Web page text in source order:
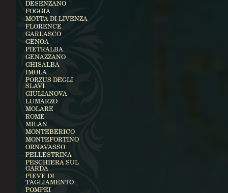
DESENZANO
FOGGIA
MOTTA DI LIVENZA
FLORENCE
GARLASCO
GENOA
PIETRALBA
GENAZZANO
GHISALBA
IMOLA
PORZUS DEGLI
SLAVI
GIULIANOVA
LUMARZO
MOLARE
ROME
MILAN
MONTEBERICO
MONTEFORTINO
ORNAVASSO
PELLESTRINA
PESCHIERA SUL
GARDA
PIEVE DI
TAGLIAMENTO
POMPEI